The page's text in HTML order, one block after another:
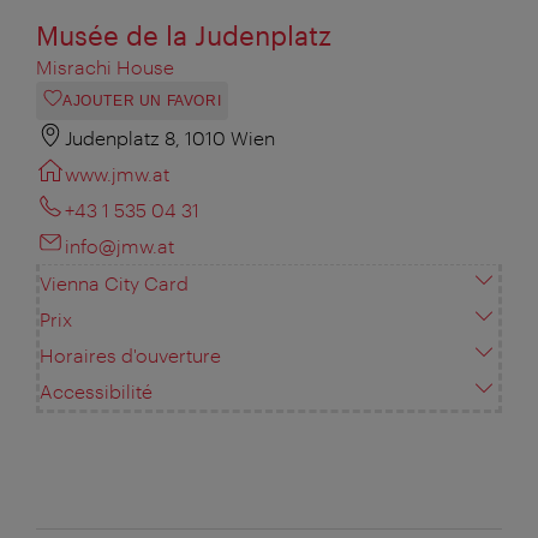
Musée de la Judenplatz
Misrachi House
AJOUTER UN FAVORI
Judenplatz 8, 1010 Wien
www.jmw.at
+43 1 535 04 31
info@jmw.at
Vienna City Card
Prix
Horaires d'ouverture
Accessibilité